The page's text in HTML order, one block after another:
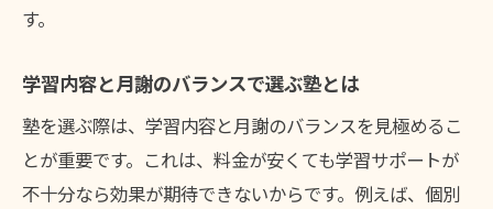
す。
学習内容と月謝のバランスで選ぶ塾とは
塾を選ぶ際は、学習内容と月謝のバランスを見極めるこ
とが重要です。これは、料金が安くても学習サポートが
不十分なら効果が期待できないからです。例えば、個別